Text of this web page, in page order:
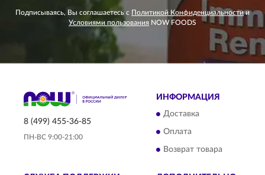
Подписываясь, Вы соглашаетесь с Политикой Конфиденциальности и
Условиями пользования NOW FOODS
8 (499) 455-36-85
ПН-ВС 9:00-21:00
ИНФОРМАЦИЯ
Доставка
Оплата
Возврат товара